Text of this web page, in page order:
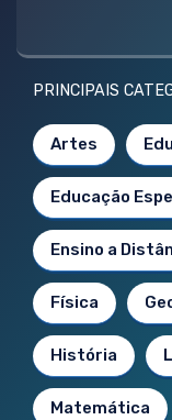
PRINCIPAIS
Artes
Educação
Ensino a
Física
História
Matemática